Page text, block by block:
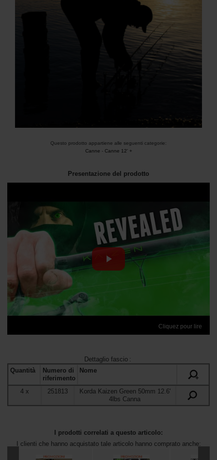
Questo prodotto appartiene alle seguenti categorie:
Canne - Canne 12' +
Presentazione del prodotto
Cliquez pour lire
Dettaglio fascio :
Quantità
Numero di
riferimento
Nome
+
4x 251813
Korda Kaizen Green 50mm 12.6'
4lbs Canna
I prodotti correlati a questo articolo:
I clienti che hanno acquistato tale articolo hanno comprato anche: